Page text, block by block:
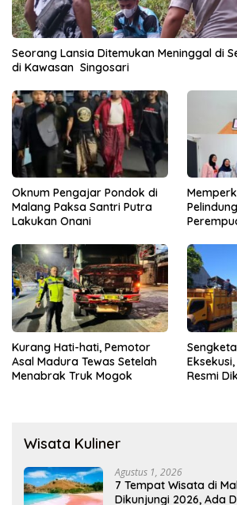
Seorang Lansia Ditemukan Meninggal di
di Kawasan Singosari
Oknum Pengajar Pondok di
Malang Paksa Santri Putra
Lakukan Onani
Gratis
Kurang Hati-hati, Pemotor
Asal Madura Tewas Setelah
Menabrak Truk Mogok
Resmi
Wisata Kuliner
Agustus 1, 2026
7 Tempat Wisata di
Dikunjungi 2026, Ada